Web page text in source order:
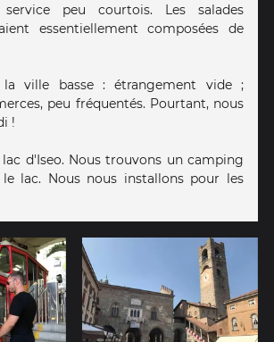
service peu courtois. Les salades
essentiellement composées de
la ville basse : étrangement vide ;
peu fréquentés. Pourtant, nous
!
d'Iseo. Nous trouvons un camping
lac. Nous nous installons pour les